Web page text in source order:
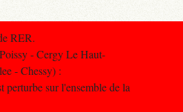
RER.
- Cergy Le Haut-
- Chessy) :
perturbe sur l'ensemble de la